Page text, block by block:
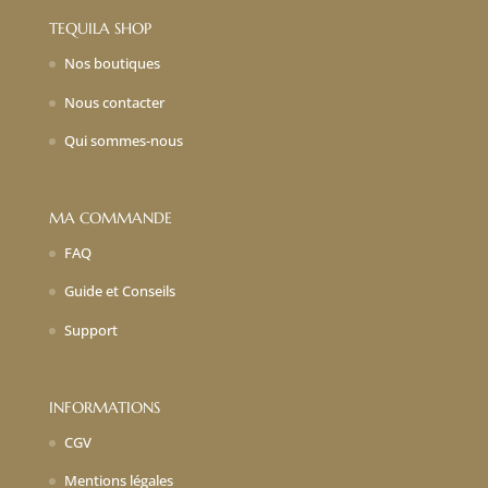
TEQUILA SHOP
Nos boutiques
Nous contacter
Qui sommes-nous
MA COMMANDE
FAQ
Guide et Conseils
Support
INFORMATIONS
CGV
Mentions légales